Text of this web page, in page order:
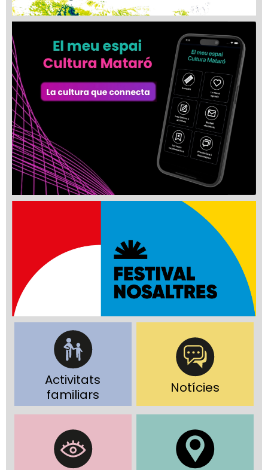
Activitats
familiars
Notícies